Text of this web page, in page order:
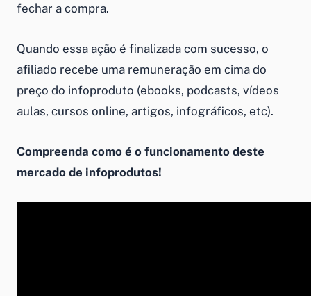
fechar a compra.
Quando essa ação é finalizada com sucesso, o
afiliado recebe uma remuneração em cima do
preço do infoproduto (ebooks, podcasts, vídeos
aulas, cursos online, artigos, infográficos, etc).
Compreenda como é o funcionamento deste
mercado de infoprodutos!